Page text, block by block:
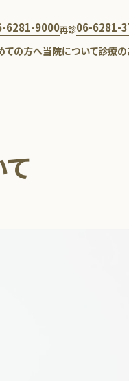
6281-9000再診06-6281-
ての方へ当院について診療の